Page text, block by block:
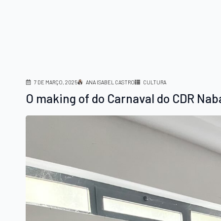
7 DE MARÇO, 2025 ANA ISABEL CASTRO CULTURA
O making of do Carnaval do CDR